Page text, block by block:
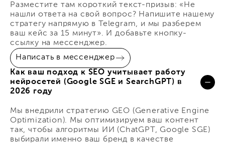
Разместите там короткий текст-призыв: «Не
нашли ответа на свой вопрос? Напишите нашему
стратегу напрямую в Telegram, и мы разберем
ваш кейс за 15 минут». И добавьте кнопку-
ссылку на мессенджер.
Написать в мессенджер
Как ваш подход к SEO учитывает работу
нейросетей (Google SGE и SearchGPT) в
2026 году
Мы внедрили стратегию GEO (Generative Engine
Optimization). Мы оптимизируем ваш контент
так, чтобы алгоритмы ИИ (ChatGPT, Google SGE)
выбирали именно ваш бренд в качестве